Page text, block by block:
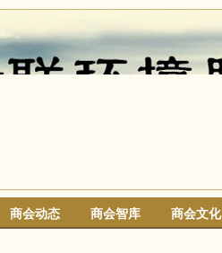
商会动态 商会智库 商会文化